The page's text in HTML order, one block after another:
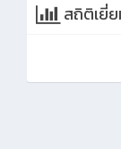
สถิติเยี่